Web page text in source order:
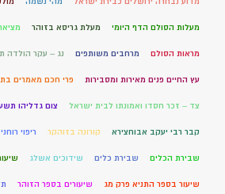
מעלות הסולם הדף היומי מעלת גריסא בזוהר
מראות הסולם מרחבים משותפים נג – עקר הולדה
עץ החיים פנים מאירות ומסבירות פרי חכם מאמרים
צד – זכר חסדו ואמונתו לבית ישראל צום גדליהו
קבר רבי יעקב אבוחצירא קורונה בזוהקר ריפוי
שבירת הכלים שבירת כלים שידוכים אשלג
שיעור בספר התניא פרק מג שיעורים בספר הזוהר